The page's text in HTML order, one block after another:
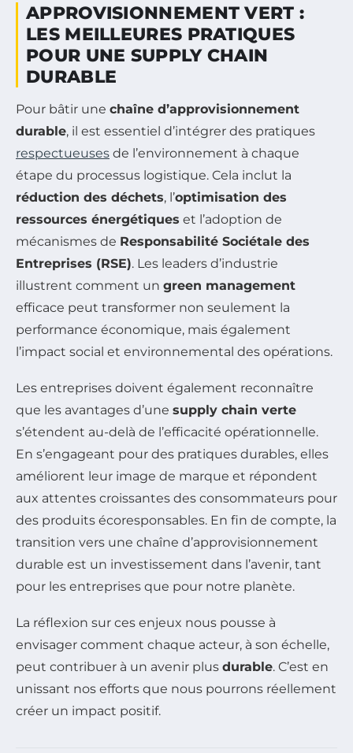
APPROVISIONNEMENT VERT :
LES MEILLEURES PRATIQUES
POUR UNE SUPPLY CHAIN
DURABLE
Pour bâtir une chaîne d’approvisionnement
durable, il est essentiel d’intégrer des pratiques
respectueuses de l’environnement à chaque
étape du processus logistique. Cela inclut la
réduction des déchets, l’optimisation des
ressources énergétiques et l’adoption de
mécanismes de Responsabilité Sociétale des
Entreprises (RSE). Les leaders d’industrie
illustrent comment un green management
efficace peut transformer non seulement la
performance économique, mais également
l’impact social et environnemental des opérations.
Les entreprises doivent également reconnaître
que les avantages d’une supply chain verte
s’étendent au-delà de l’efficacité opérationnelle.
En s’engageant pour des pratiques durables, elles
améliorent leur image de marque et répondent
aux attentes croissantes des consommateurs pour
des produits écoresponsables. En fin de compte, la
transition vers une chaîne d’approvisionnement
durable est un investissement dans l’avenir, tant
pour les entreprises que pour notre planète.
La réflexion sur ces enjeux nous pousse à
envisager comment chaque acteur, à son échelle,
peut contribuer à un avenir plus durable. C’est en
unissant nos efforts que nous pourrons réellement
créer un impact positif.